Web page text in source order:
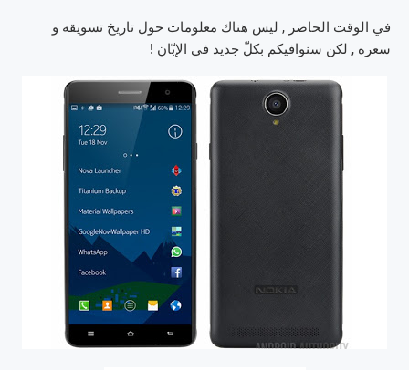
في الوقت الحاضر , ليس هناك معلومات حول تاريخ تسويقه و
سعره , لكن سنوافيكم بكلّ جديد في الإبّان !